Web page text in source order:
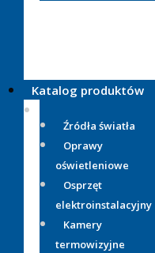
Katalog produktów
Źródła światła
Oprawy
oświetleniowe
Osprzęt
elektroinstalacyjny
Kamery
termowizyjne